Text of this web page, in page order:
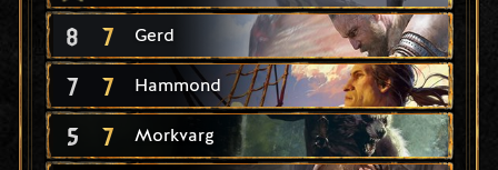
8 7 Gerd
7 7 Hammond
5 7 Morkvarg